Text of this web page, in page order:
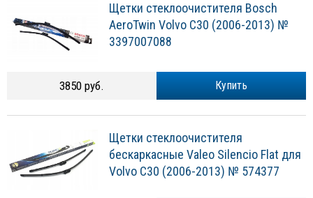
Щетки стеклоочистителя Bosch
AeroTwin Volvo C30 (2006-2013) №
3397007088
Купить
3850 руб.
Щетки стеклоочистителя
бескаркасные Valeo Silencio Flat для
Volvo C30 (2006-2013) № 574377